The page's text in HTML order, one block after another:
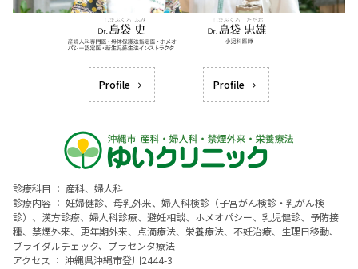
Profile Profile
診療科目 ： 産科、婦人科
診療内容 ： 妊婦健診、母乳外来、婦人科検診（子宮がん検診・乳がん検
診）、漢方診療、婦人科診療、避妊相談、ホメオパシー、乳児健診、予防接
種、禁煙外来、更年期外来、点滴療法、栄養療法、不妊治療、生理日移動、
ブライダルチェック、プラセンタ療法
アクセス ： 沖縄県沖縄市登川2444-3